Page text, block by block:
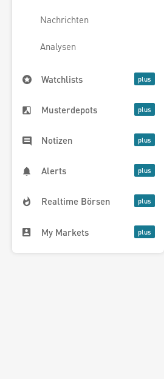
Nachrichten
Analysen
Watchlists
Musterdepots
Notizen
Alerts
Realtime Börsen
My Markets